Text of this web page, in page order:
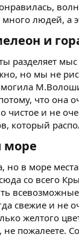
людей, а
и
разделяет
но мы не
могила
что она
чистое и не
который
море​
но в море
со всего
свежие и не
желтого
не пожалеете.